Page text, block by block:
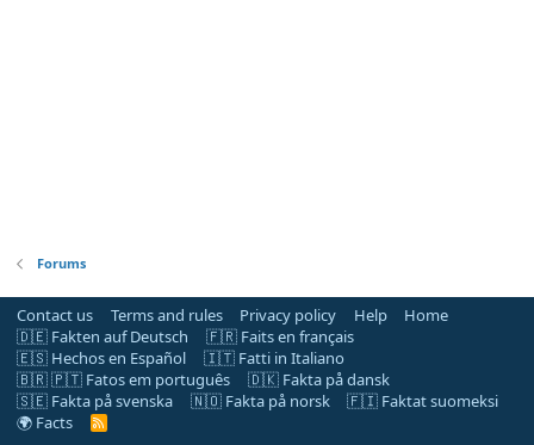
Forums
Contact us Terms and rules Privacy policy Help
Home
🇩🇪 Fakten auf Deutsch
🇫🇷 Faits en français
🇪🇸 Hechos en Español
🇮🇹 Fatti in Italiano
🇧🇷 🇵🇹 Fatos em português
🇩🇰 Fakta på dansk
🇸🇪 Fakta på svenska
🇳🇴 Fakta på norsk
🇫🇮 Faktat suomeksi
🌍 Facts
R